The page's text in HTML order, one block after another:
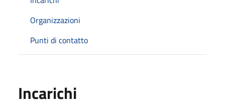
Organizzazioni
Punti di contatto
Incarichi